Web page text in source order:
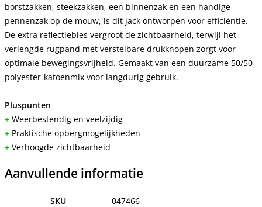
borstzakken, steekzakken, een binnenzak en een handige
pennenzak op de mouw, is dit jack ontworpen voor efficiëntie.
De extra reflectiebies vergroot de zichtbaarheid, terwijl het
verlengde rugpand met verstelbare drukknopen zorgt voor
optimale bewegingsvrijheid. Gemaakt van een duurzame 50/50
polyester-katoenmix voor langdurig gebruik.
Pluspunten
+ Weerbestendig en veelzijdig
+ Praktische opbergmogelijkheden
+ Verhoogde zichtbaarheid
Aanvullende informatie
SKU
047466